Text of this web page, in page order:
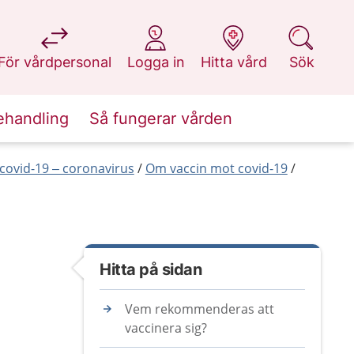
vårdpersonal
på 1177.se
Logga in
på 1177.se
Hitta vård
på 1177.se
Sök
på 1177.se
Så fungerar vården
19 – coronavirus
Om vaccin mot covid-19
Hitta på sidan
Vem rekommenderas att
vaccinera sig?